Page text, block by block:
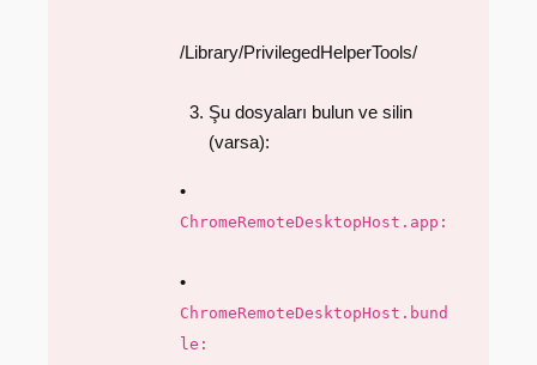
/Library/PrivilegedHelperTools/
Şu dosyaları bulun ve silin
(varsa):
•
ChromeRemoteDesktopHost.app:
•
ChromeRemoteDesktopHost.bund
le: